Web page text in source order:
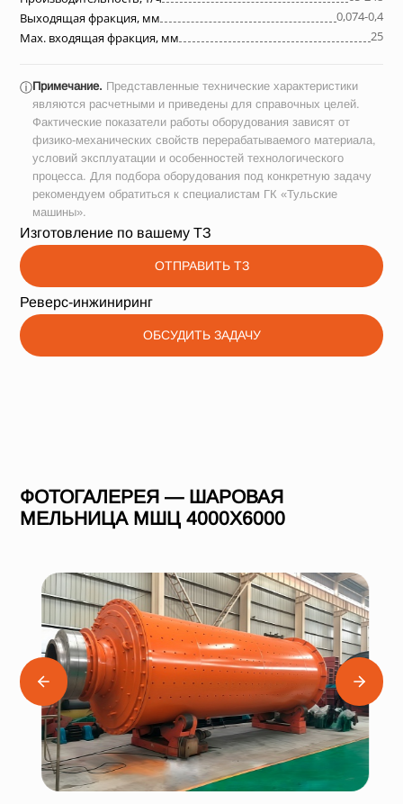
Выходящая фракция, мм
0,074-0,4
Max. входящая фракция, мм
25
ⓘПримечание. Представленные технические характеристики
являются расчетными и приведены для справочных целей.
Фактические показатели работы оборудования зависят от
физико-механических свойств перерабатываемого материала,
условий эксплуатации и особенностей технологического
процесса. Для подбора оборудования под конкретную задачу
рекомендуем обратиться к специалистам ГК «Тульские
машины».
Изготовление по вашему ТЗ
ОТПРАВИТЬ ТЗ
Реверс-инжиниринг
ОБСУДИТЬ ЗАДАЧУ
ФОТОГАЛЕРЕЯ — ШАРОВАЯ
МЕЛЬНИЦА МШЦ 4000Х6000